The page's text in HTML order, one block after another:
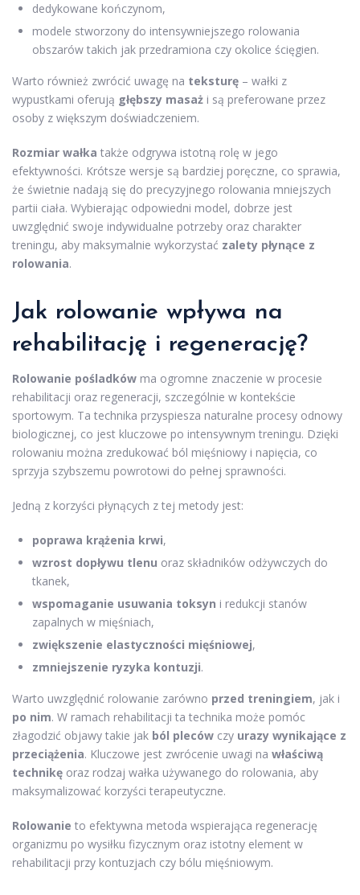
dedykowane kończynom,
modele stworzony do intensywniejszego rolowania
obszarów takich jak przedramiona czy okolice ścięgien.
Warto również zwrócić uwagę na teksturę – wałki z
wypustkami oferują głębszy masaż i są preferowane przez
osoby z większym doświadczeniem.
Rozmiar wałka także odgrywa istotną rolę w jego
efektywności. Krótsze wersje są bardziej poręczne, co sprawia,
że świetnie nadają się do precyzyjnego rolowania mniejszych
partii ciała. Wybierając odpowiedni model, dobrze jest
uwzględnić swoje indywidualne potrzeby oraz charakter
treningu, aby maksymalnie wykorzystać zalety płynące z
rolowania.
Jak rolowanie wpływa na
rehabilitację i regenerację?
Rolowanie pośladków ma ogromne znaczenie w procesie
rehabilitacji oraz regeneracji, szczególnie w kontekście
sportowym. Ta technika przyspiesza naturalne procesy odnowy
biologicznej, co jest kluczowe po intensywnym treningu. Dzięki
rolowaniu można zredukować ból mięśniowy i napięcia, co
sprzyja szybszemu powrotowi do pełnej sprawności.
Jedną z korzyści płynących z tej metody jest:
poprawa krążenia krwi,
wzrost dopływu tlenu oraz składników odżywczych do
tkanek,
wspomaganie usuwania toksyn i redukcji stanów
zapalnych w mięśniach,
zwiększenie elastyczności mięśniowej,
zmniejszenie ryzyka kontuzji.
Warto uwzględnić rolowanie zarówno przed treningiem, jak i
po nim. W ramach rehabilitacji ta technika może pomóc
złagodzić objawy takie jak ból pleców czy urazy wynikające z
przeciążenia. Kluczowe jest zwrócenie uwagi na właściwą
technikę oraz rodzaj wałka używanego do rolowania, aby
maksymalizować korzyści terapeutyczne.
Rolowanie to efektywna metoda wspierająca regenerację
organizmu po wysiłku fizycznym oraz istotny element w
rehabilitacji przy kontuzjach czy bólu mięśniowym.